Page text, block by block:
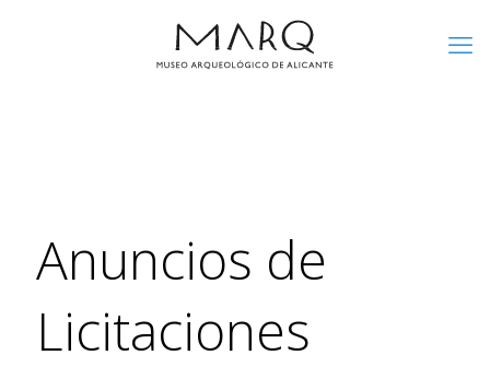
Anuncios de
Licitaciones